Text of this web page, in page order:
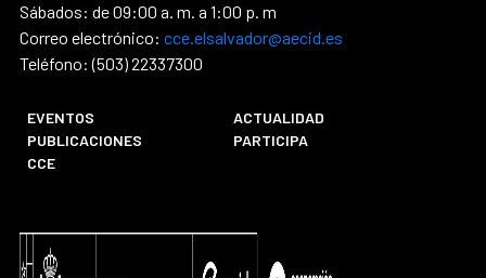
Sábados: de 09:00 a. m. a 1:00 p. m
Correo electrónico: cce.elsalvador@aecid.es
Teléfono: (503) 22337300
EVENTOS
ACTUALIDAD
PUBLICACIONES
PARTICIPA
CCE